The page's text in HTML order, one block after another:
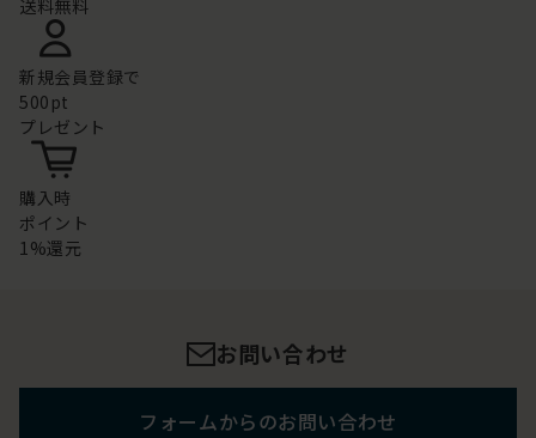
送料無料
新規会員登録で
500pt
プレゼント
購入時
ポイント
1%還元
お問い合わせ
フォームからのお問い合わせ